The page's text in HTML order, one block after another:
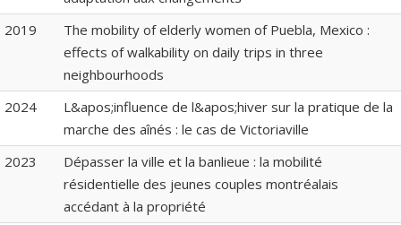
2019
The mobility of elderly women of Puebla, Mexico :
effects of walkability on daily trips in three
neighbourhoods
2024
L&apos;influence de l&apos;hiver sur la pratique de la
marche des aînés : le cas de Victoriaville
2023
Dépasser la ville et la banlieue : la mobilité
résidentielle des jeunes couples montréalais
accédant à la propriété